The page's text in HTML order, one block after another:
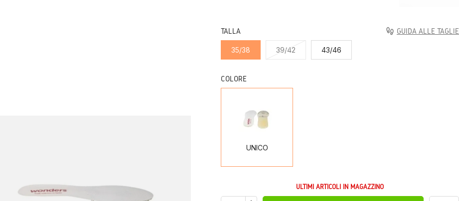
TALLA GUIDA ALLE TAGLIE
35/38 39/42 43/46
COLORE
UNICO
ULTIMI ARTICOLI IN MAGAZZINO